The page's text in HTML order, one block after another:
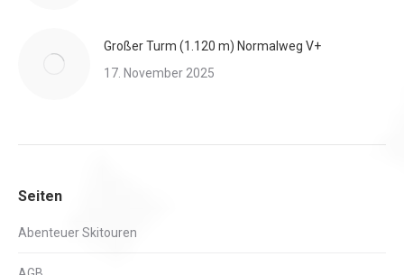
Großer Turm (1.120 m) Normalweg V+
17. November 2025
Seiten
Abenteuer Skitouren